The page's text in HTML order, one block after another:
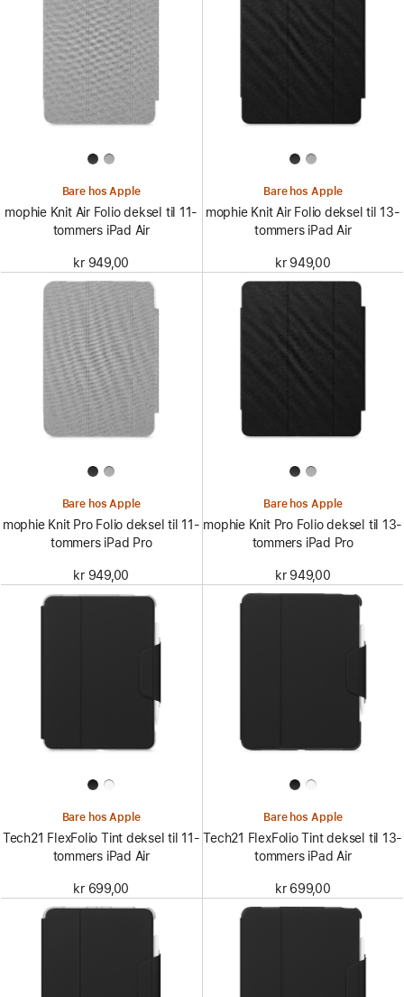
Bare hos Apple
mophie Knit Air Folio deksel til 11-
tommers iPad Air
kr 949,00
Bare hos Apple
mophie Knit Air Folio deksel til 13-
tommers iPad Air
kr 949,00
Bare hos Apple
mophie Knit Pro Folio deksel til 11-
tommers iPad Pro
kr 949,00
Bare hos Apple
mophie Knit Pro Folio deksel til 13-
tommers iPad Pro
kr 949,00
Bare hos Apple
Tech21 FlexFolio Tint deksel til 11-
tommers iPad Air
kr 699,00
Bare hos Apple
Tech21 FlexFolio Tint deksel til 13-
tommers iPad Air
kr 699,00